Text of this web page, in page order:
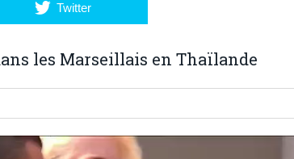
Twitter
les Marseillais en Thaïlande